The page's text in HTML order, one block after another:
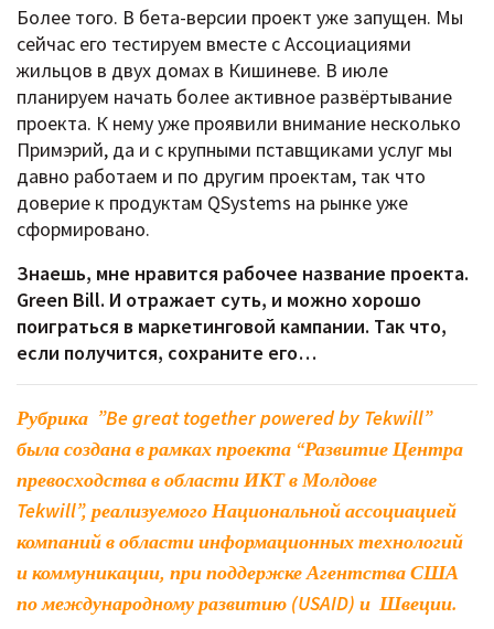
Более того. В бета-версии проект уже запущен. Мы
сейчас его тестируем вместе с Ассоциациями
жильцов в двух домах в Кишиневе. В июле
планируем начать более активное развёртывание
проекта. К нему уже проявили внимание несколько
Примэрий, да и с крупными пставщиками услуг мы
давно работаем и по другим проектам, так что
доверие к продуктам QSystems на рынке уже
сформировано.
Знаешь, мне нравится рабочее название проекта.
Green Bill. И отражает суть, и можно хорошо
поиграться в маркетинговой кампании. Так что,
если получится, сохраните его…
Рубрика ”Be great together powered by Tekwill”
была создана в рамках проекта “Развитие Центра
превосходства в области ИКТ в Молдове
Tekwill”, реализуемого Национальной ассоциацией
компаний в области информационных технологий
и коммуникации, при поддержке Агентства США
по международному развитию (USAID) и Швеции.